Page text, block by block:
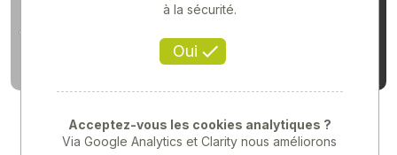
Oui
à la sécurité.
Acceptez-vous les cookies analytiques ?
Via Google Analytics et Clarity nous améliorons